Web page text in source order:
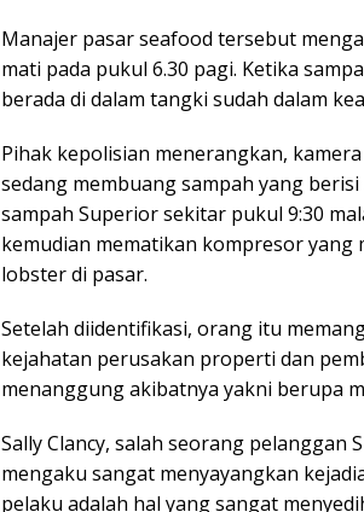
Manajer pasar seafood tersebut
mati pada pukul 6.30 pagi. Ketika
berada di dalam tangki sudah dalam
Pihak kepolisian menerangkan,
sedang membuang sampah yang
sampah Superior sekitar pukul 9:30
kemudian mematikan kompresor
lobster di pasar.
Setelah diidentifikasi, orang itu
kejahatan perusakan properti dan
menanggung akibatnya yakni berupa
Sally Clancy, salah seorang pelanggan
mengaku sangat menyayangkan
pelaku adalah hal yang sangat